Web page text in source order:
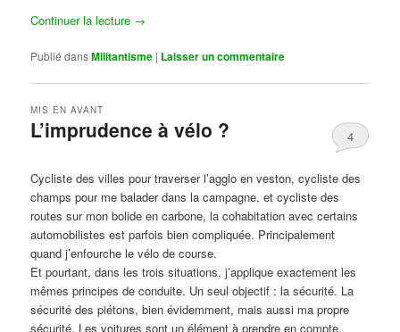
Continuer la lecture →
Publié dansMilitantisme | Laisser un commentaire
L’imprudence à vélo ?
MIS EN AVANT
4
Cycliste des villes pour traverser l’agglo en veston, cycliste des
champs pour me balader dans la campagne, et cycliste des
routes sur mon bolide en carbone, la cohabitation avec certains
automobilistes est parfois bien compliquée. Principalement
quand j’enfourche le vélo de course.
Et pourtant, dans les trois situations, j’applique exactement les
mêmes principes de conduite. Un seul objectif : la sécurité. La
sécurité des piétons, bien évidemment, mais aussi ma propre
sécurité. Les voitures sont un élément à prendre en compte,